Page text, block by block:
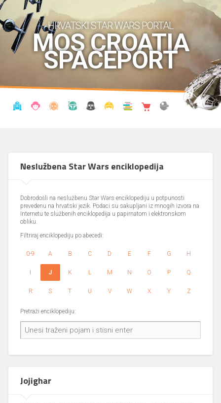
HRVATSKI STAR WARS PORTAL
MOS CROATIA
SPACEPORT
Neslužbena Star Wars enciklopedija
Dobrodošli na neslužbenu Star Wars enciklopediju u potpunosti
prevedenu na hrvatski jezik. Podaci su sakupljani iz mnogih izvora na
Internetu te službenih enciklopedija u papirnatom i elektronskom
obliku.
Filtriraj enciklopediju po abecedi:
0-9 A B C D E F G H
I J K L M N O P Q
R S T U V W X Y Z
Pretraži enciklopediju:
Jojighar